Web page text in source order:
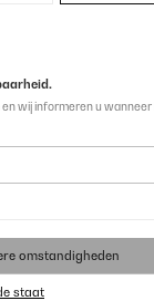
en wij informeren u
omstandigheden
staat